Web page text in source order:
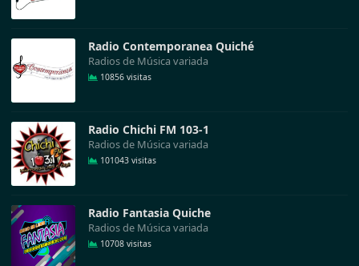
Radio Contemporanea Quiché
Radios de Música variada
10856 visitas
Radio Chichi FM 103-1
Radios de Música variada
101043 visitas
Radio Fantasia Quiche
Radios de Música variada
10708 visitas